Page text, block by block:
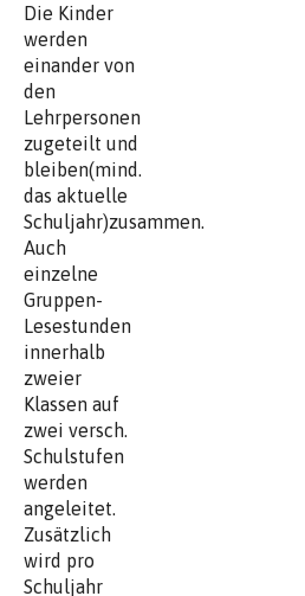
Die Kinder
werden
einander von
den
Lehrpersonen
zugeteilt und
bleiben(mind.
das aktuelle
Schuljahr)zusammen.
Auch
einzelne
Gruppen-
Lesestunden
innerhalb
zweier
Klassen auf
zwei versch.
Schulstufen
werden
angeleitet.
Zusätzlich
wird pro
Schuljahr